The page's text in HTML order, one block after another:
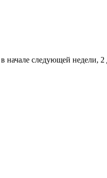
следующей недели,